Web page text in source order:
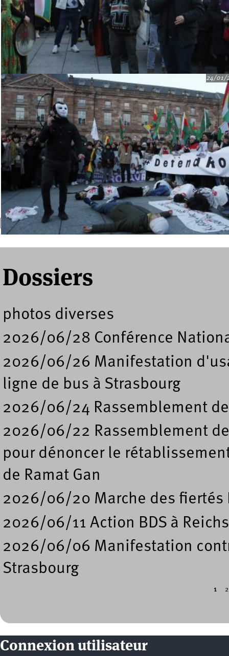
24/01/
Formulaire de recherche
Recherche
Dossiers
photos diverses
2026/06/28 Conférence
2026/06/26 Manifestation
ligne de bus à Strasbourg
2026/06/24 Rassemblement
2026/06/22 Rassemblement
pour dénoncer le
de Ramat Gan
2026/06/20 Marche des fiertés
2026/06/11 Action BDS à
2026/06/06 Manifestation
Strasbourg
1 2
Connexion utilisateur